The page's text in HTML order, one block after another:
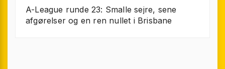
A-League runde 23: Smalle sejre, sene
afgørelser og en ren nullet i Brisbane